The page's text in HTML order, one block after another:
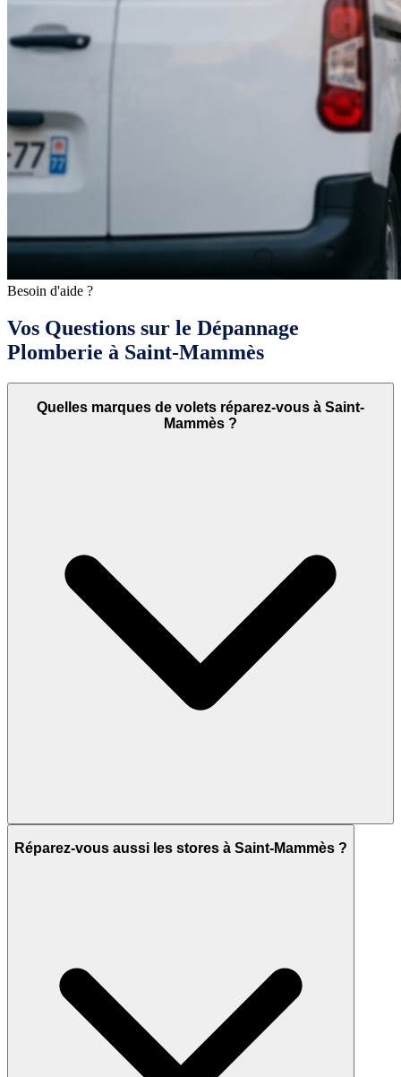
Besoin d'aide ?
Vos Questions sur le Dépannage
Plomberie à Saint-Mammès
Quelles marques de volets réparez-vous à Saint-
Mammès ?
Réparez-vous aussi les stores à Saint-Mammès ?